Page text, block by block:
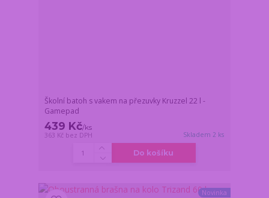
Školní batoh s vakem na přezuvky Kruzzel 22 l -
Gamepad
439 Kč/ks
363 Kč bez DPH Skladem 2 ks
Do košíku
Novinka